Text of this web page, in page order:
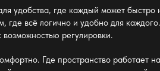
удобства, где каждый может
всё логично и удобно для
регулировки.
Где пространство работает